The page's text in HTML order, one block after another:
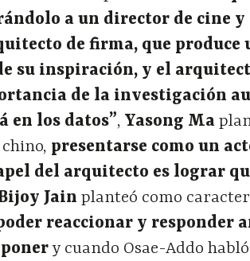
a un director de cine
de firma, que produce
su inspiración, y el
de la investigación
en los datos”,Yasong Ma
presentarse como un
del arquitecto es lograr
Jain planteó como
reaccionar y responder
y cuando Osae-Addo